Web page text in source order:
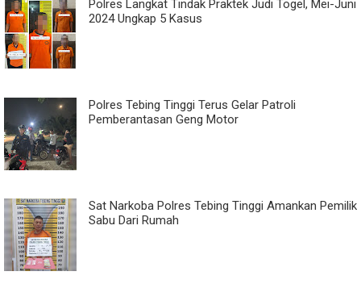
Polres Langkat Tindak Praktek Judi Togel, Mei-Juni
2024 Ungkap 5 Kasus
Polres Tebing Tinggi Terus Gelar Patroli
Pemberantasan Geng Motor
Sat Narkoba Polres Tebing Tinggi Amankan Pemilik
Sabu Dari Rumah